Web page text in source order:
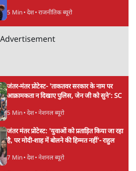
5 Min• देश• राजनीतिक ब्यूरो
Advertisement
जंतर-मंतर प्रोटेस्ट- 'ताकतवर सरकार के नाम पर
आक्रामकता न दिखाए पुलिस, जेन जी को सुने': SC
5 Min• देश• नेशनल ब्यूरो
जंतर मंतर प्रोटेस्ट: 'युवाओं को प्रताड़ित किया जा रहा
है, पर मोदी-शाह में बोलने की हिम्मत नहीं'- राहुल
7 Min• देश• नेशनल ब्यूरो